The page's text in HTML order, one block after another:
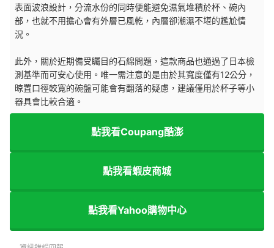
表面波浪設計，分流水份的同時便能避免濕氣堆積於杯、碗內
部，也就不用擔心會有外層已風乾，內層卻潮濕不堪的尷尬情
況。
此外，關於近期備受矚目的石綿問題，這款商品也通過了日本檢
測基準而可安心使用。唯一需注意的是由於其寬度僅有12公分，
晾置口徑較寬的碗盤可能會有翻落的疑慮，建議僅用於杯子等小
器具會比較合適。
點我看Coupang酷澎
點我看蝦皮商城
點我看Yahoo購物中心